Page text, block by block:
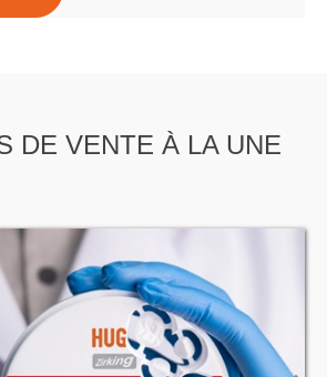
DE VENTE À LA UNE